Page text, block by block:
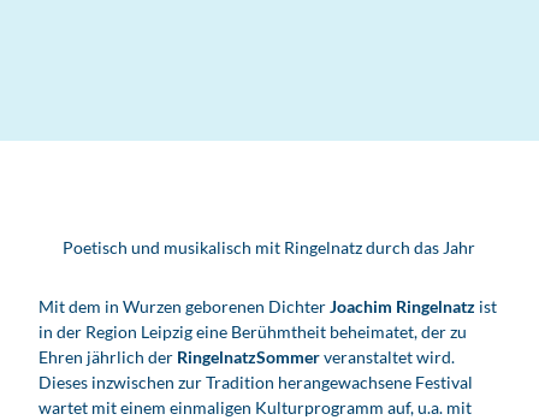
Poetisch und musikalisch mit Ringelnatz durch das Jahr
Mit dem in Wurzen geborenen DichterJoachim Ringelnatz ist
in der Region Leipzig eine Berühmtheit beheimatet, der zu
Ehren jährlich der RingelnatzSommerveranstaltet wird.
Dieses inzwischen zur Tradition herangewachsene Festival
wartet mit einem einmaligen Kulturprogramm auf, u.a. mit